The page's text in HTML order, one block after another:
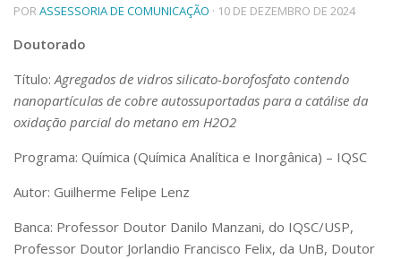
Cursos de Extensão
Pesquisa e Inovação
Centros, Núcleos e Projetos em Rede
Pós-doutorado
Iniciação Científica
Empresas Juniores
Extensão à Comunidade
Artes, Cultura e Esportes
Museus e Espaços Interativos
PORASSESSORIA DE COMUNICAÇÃO · 10 DE DEZEMBRO DE 2024
Doutorado
Título: Agregados de vidros silicato-borofosfato contendo
nanopartículas de cobre autossuportadas para a catálise da
oxidação parcial do metano em H2O2
Programa: Química (Química Analítica e Inorgânica) – IQSC
Autor: Guilherme Felipe Lenz
Banca: Professor Doutor Danilo Manzani, do IQSC/USP,
Professor Doutor Jorlandio Francisco Felix, da UnB, Doutor